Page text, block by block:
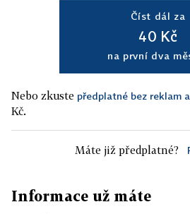
Číst dál za
40 Kč
na první dva
Nebo zkuste předplatné bez reklam
Kč.
Máte již předplatné?
Informace už máte